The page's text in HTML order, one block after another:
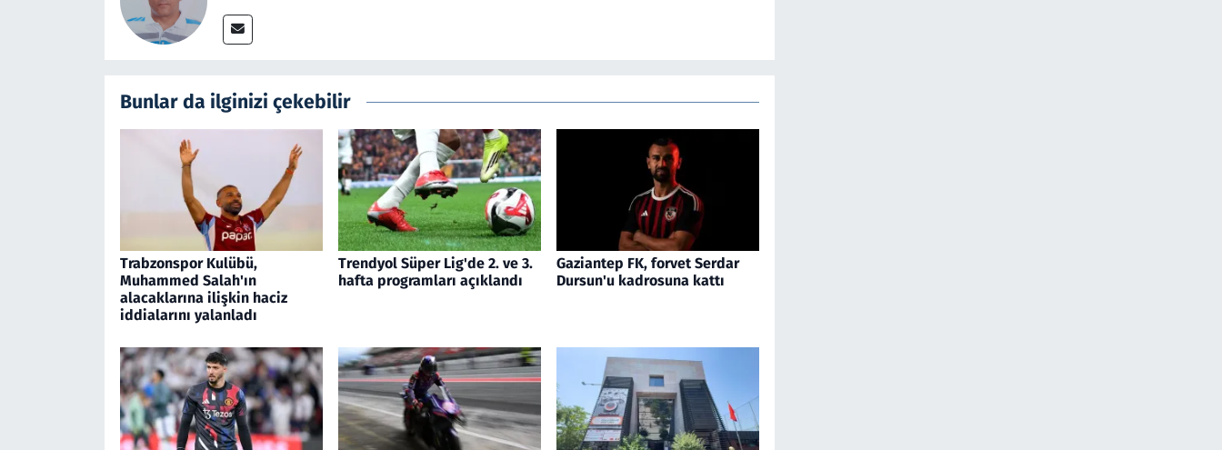
Bunlar da ilginizi çekebilir
Trabzonspor Kulübü,
Muhammed Salah'ın
alacaklarına ilişkin haciz
iddialarını yalanladı
Trendyol Süper Lig'de 2. ve 3.
hafta programları açıklandı
Gaziantep FK, forvet Serdar
Dursun'u kadrosuna kattı